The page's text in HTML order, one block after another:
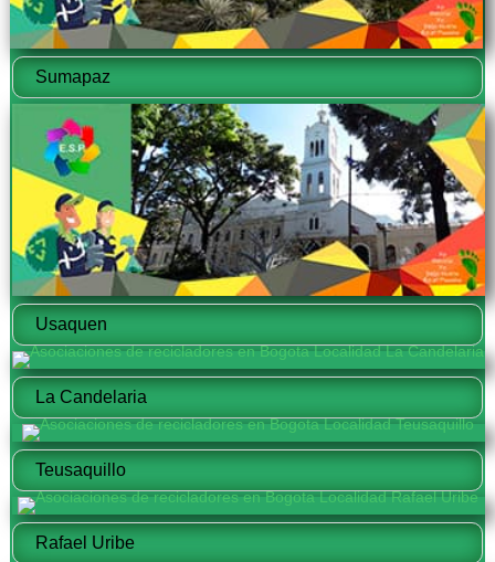
Sumapaz
Usaquen
La Candelaria
Teusaquillo
Rafael Uribe